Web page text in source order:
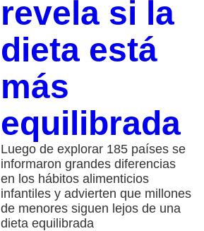
revela si la
dieta está
más
equilibrada
Luego de explorar 185 países se
informaron grandes diferencias
en los hábitos alimenticios
infantiles y advierten que millones
de menores siguen lejos de una
dieta equilibrada